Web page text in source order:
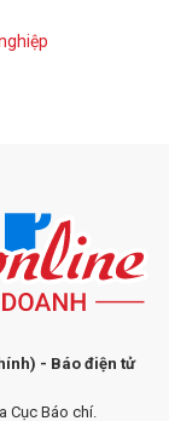
- Báo điện tử
Cục Báo chí.